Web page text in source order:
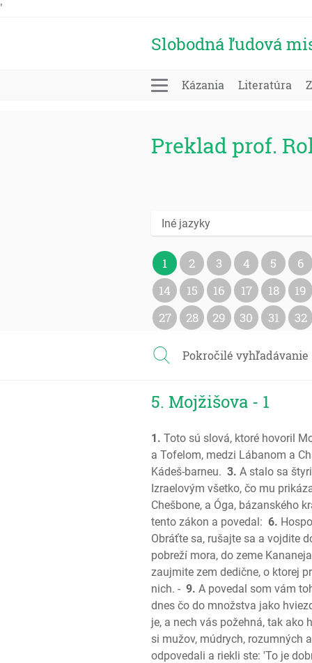
'
Slobodná ľudová
Kázania Literatúra
Preklad prof.
Iné jazyky
1 2 3 4 5 6
14
15 16 17 18 19
27
28 29 30 31 32
Pokročilé vyhľadávanie
5. Mojžišova - 1
1. Toto sú slová, ktoré hovoril
a Tofelom, medzi Lábanom a
Kádeš-barneu. 3. A stalo sa
Izraelovým všetko, čo mu
Chešbone, a Óga, bázanského
tento zákon a povedal: 6.
Obráťte sa, rušajte sa a vojdite
pobreží mora, do zeme
zaujmite zem dedične, o ktorej
nich. - 9. A povedal som vám
dnes čo do množstva jako
je, a nech vás požehná, tak ako
si mužov, múdrych, rozumných
odpovedali a riekli ste: 'To je